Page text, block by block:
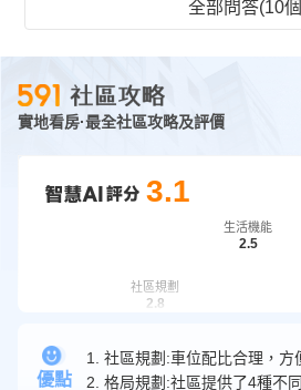
全部問答(10
實地看房·最全社區攻略及評價
優點
1. 社區規劃:車位配比合理，方
3.1
生活機能
2.5
交通機能
2.2
社區規劃
2.8